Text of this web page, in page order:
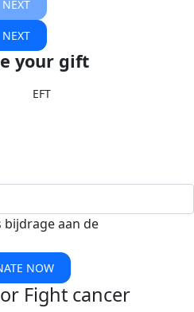
NEXT
NEXT
your gift
EFT
bijdrage aan de
NOW
Fight cancer